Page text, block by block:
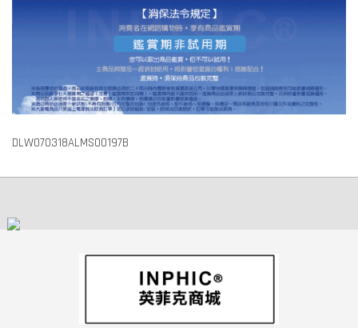
DLW070318ALMS00197B